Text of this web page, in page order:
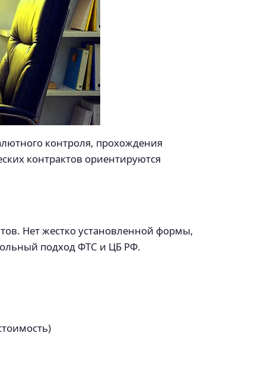
контроля, прохождения
контрактов ориентируются
Нет жестко установленной формы,
подход ФТС и ЦБ РФ.